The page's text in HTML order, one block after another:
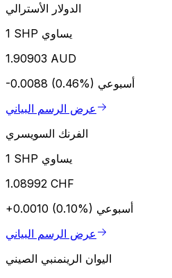
الدولار الأسترالي
1 SHP يساوي
1.90903 AUD
-0.0088 (0.46%) أسبوعي
عرض الرسم البياني
الفرنك السويسري
1 SHP يساوي
1.08992 CHF
+0.0010 (0.10%) أسبوعي
عرض الرسم البياني
اليوان الرينمنبي الصيني